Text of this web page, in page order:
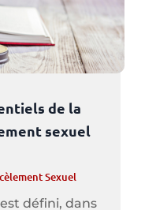
de la
sexuel
Sexuel
défini, dans